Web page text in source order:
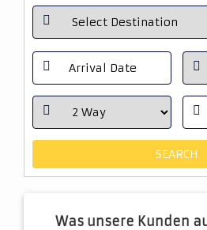
Was unsere Kunden